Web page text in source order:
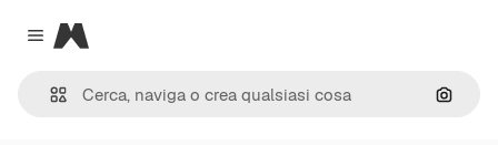
Close menu
Magnific
Cerca